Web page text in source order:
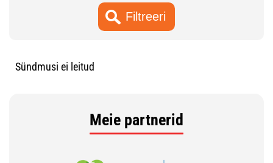
Sündmusi ei leitud
Meie partnerid